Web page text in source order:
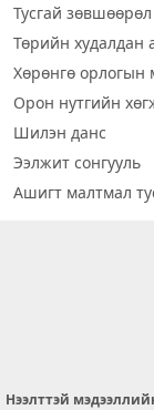
Тусгай зөвшөөрөл
Төрийн худалдан
Хөрөнгө орлогын
Орон нутгийн
Шилэн данс
Ээлжит сонгууль
Ашигт малтмал
Нээлттэй